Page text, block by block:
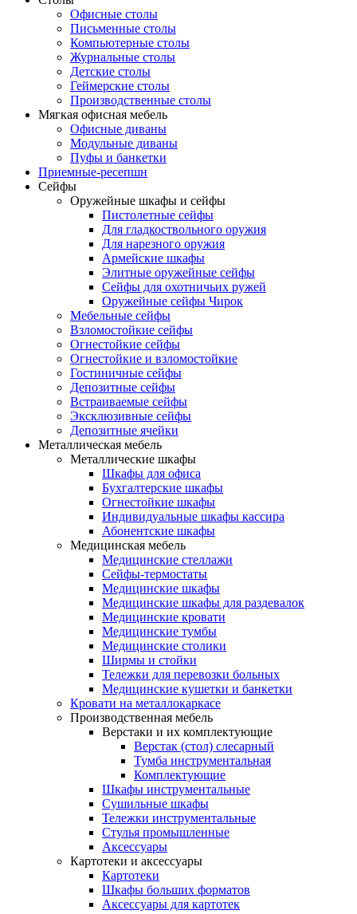
Офисные столы
Письменные столы
Компьютерные столы
Журнальные столы
Детские столы
Геймерские столы
Производственные столы
Мягкая офисная мебель
Офисные диваны
Модульные диваны
Пуфы и банкетки
Приемные-ресепшн
Сейфы
Оружейные шкафы и сейфы
Пистолетные сейфы
Для гладкоствольного оружия
Для нарезного оружия
Армейские шкафы
Элитные оружейные сейфы
Сейфы для охотничьих ружей
Оружейные сейфы Чирок
Мебельные сейфы
Взломостойкие сейфы
Огнестойкие сейфы
Огнестойкие и взломостойкие
Гостиничные сейфы
Депозитные сейфы
Встраиваемые сейфы
Эксклюзивные сейфы
Депозитные ячейки
Металлическая мебель
Металлические шкафы
Шкафы для офиса
Бухгалтерские шкафы
Огнестойкие шкафы
Индивидуальные шкафы кассира
Абонентские шкафы
Медицинская мебель
Медицинские стеллажи
Сейфы-термостаты
Медицинские шкафы
Медицинские шкафы для раздевалок
Медицинские кровати
Медицинские тумбы
Медицинские столики
Ширмы и стойки
Тележки для перевозки больных
Медицинские кушетки и банкетки
Кровати на металлокаркасе
Производственная мебель
Верстаки и их комплектующие
Верстак (стол) слесарный
Тумба инструментальная
Комплектующие
Шкафы инструментальные
Сушильные шкафы
Тележки инструментальные
Стулья промышленные
Аксессуары
Картотеки и аксессуары
Картотеки
Шкафы больших форматов
Аксессуары для картотек